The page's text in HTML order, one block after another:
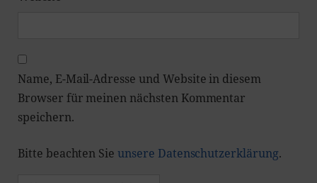
Name, E-Mail-Adresse und Website in diesem
Browser für meinen nächsten Kommentar
speichern.
Bitte beachten Sieunsere Datenschutzerklärung.